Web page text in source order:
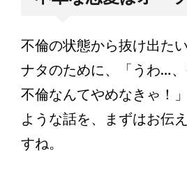
不倫の状態から抜け出た
ナタのために、「うわ…
不倫なんてやめなきゃ！
ような話を、まずはお伝
すね。